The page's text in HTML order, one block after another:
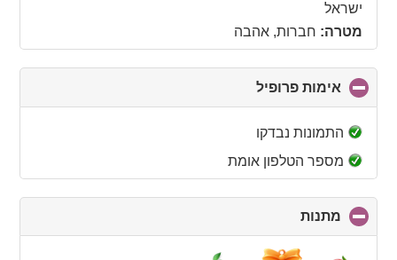
ישראל
מטרה: חברות, אהבה
אימות פרופיל
to
התמונות נבדקו
מספר הטלפון אומת
מתנות
to
collapse